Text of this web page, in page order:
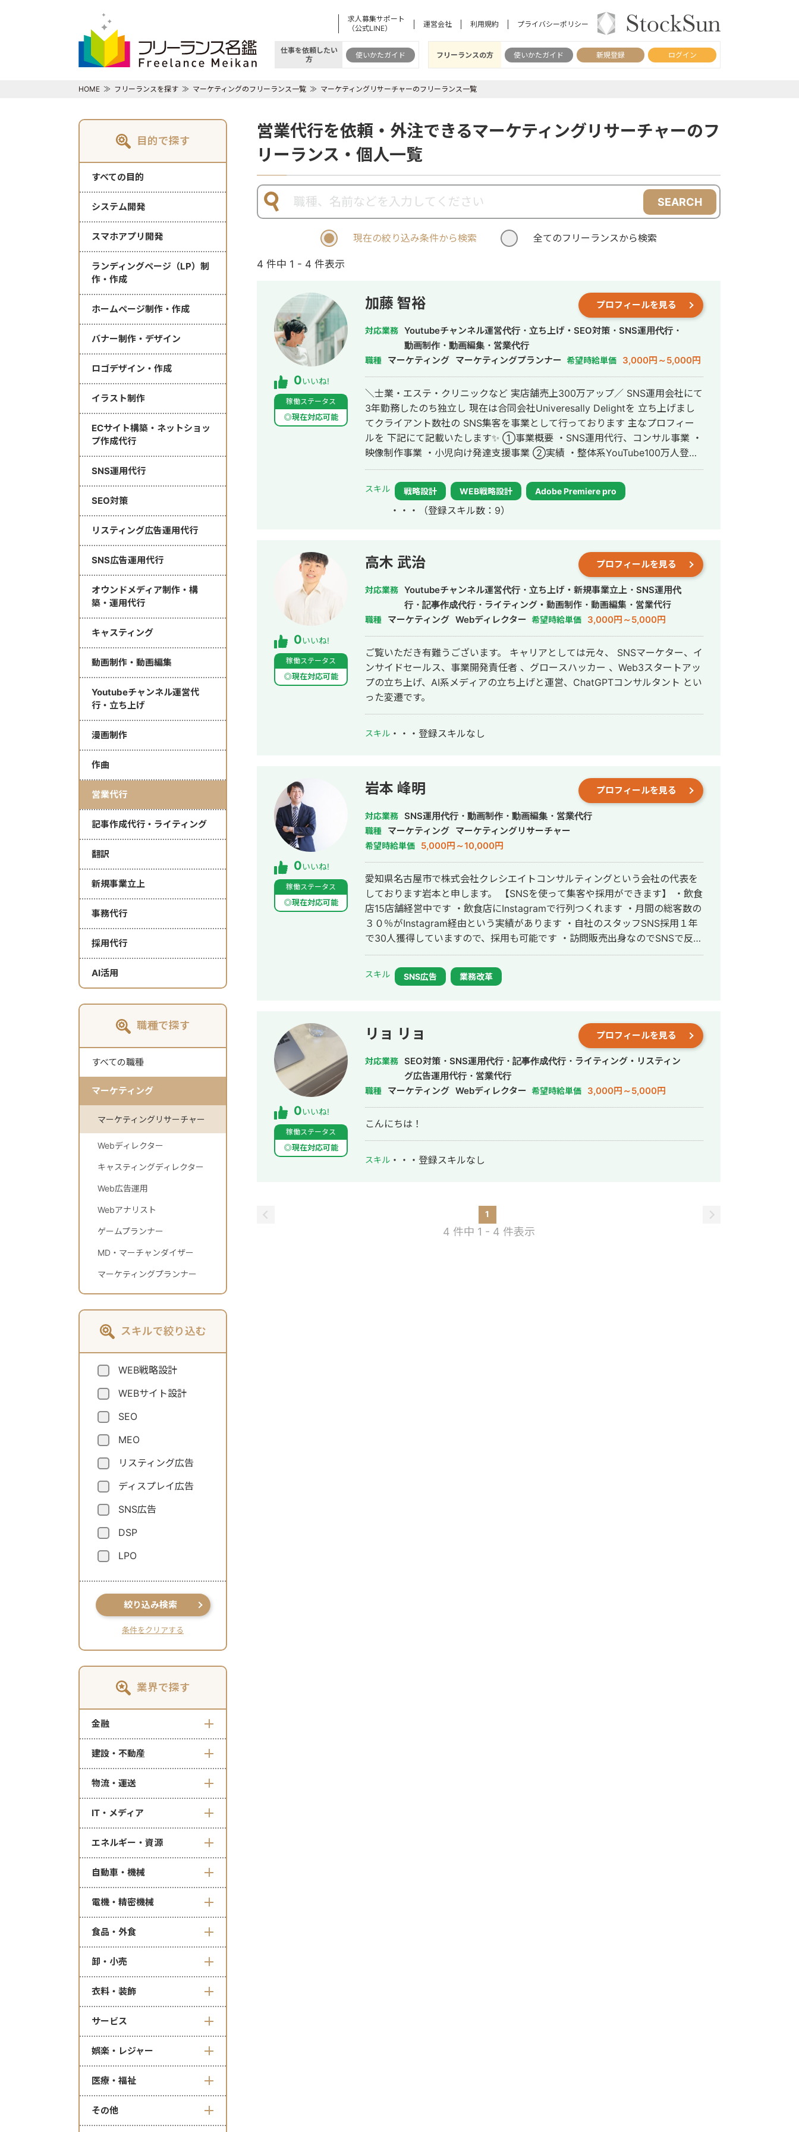
求人募集サポート
（公式LINE）
運営会社 利用規約 プライバシーポリシー
仕事を依頼したい
方
使いかたガイド フリーランスの方 使いかたガイド 新規登録 ログイン
HOME フリーランスを探す マーケティングのフリーランス一覧 マーケティングリサーチャーのフリーランス一覧
目的で探す
すべての目的
システム開発
スマホアプリ開発
ランディングページ（LP）制
作・作成
ホームページ制作・作成
バナー制作・デザイン
ロゴデザイン・作成
イラスト制作
ECサイト構築・ネットショッ
プ作成代行
SNS運用代行
SEO対策
リスティング広告運用代行
SNS広告運用代行
オウンドメディア制作・構
築・運用代行
キャスティング
動画制作・動画編集
Youtubeチャンネル運営代
行・立ち上げ
漫画制作
作曲
営業代行
記事作成代行・ライティング
翻訳
新規事業立上
事務代行
採用代行
AI活用
職種で探す
すべての職種
マーケティング
マーケティングリサーチャー
Webディレクター
キャスティングディレクター
Web広告運用
Webアナリスト
ゲームプランナー
MD・マーチャンダイザー
マーケティングプランナー
スキルで絞り込む
WEB戦略設計
WEBサイト設計
SEO
MEO
リスティング広告
ディスプレイ広告
SNS広告
DSP
LPO
絞り込み検索
条件をクリアする
業界で探す
金融
建設・不動産
物流・運送
IT・メディア
エネルギー・資源
自動車・機械
電機・精密機械
食品・外食
卸・小売
衣料・装飾
サービス
娯楽・レジャー
医療・福祉
その他
営業代行を依頼・外注できるマーケティングリサーチャーのフ
リーランス・個人一覧
SEARCH
現在の絞り込み条件から検索 全てのフリーランスから検索
4 件中 1 - 4 件表示
0いいね!
稼働ステータス
◎現在対応可能
加藤 智裕 プロフィールを見る
対応業務 Youtubeチャンネル運営代行・立ち上げ・SEO対策・SNS運用代行・
動画制作・動画編集・営業代行
職種 マーケティング マーケティングプランナー 希望時給単価 3,000円～5,000円
＼士業・エステ・クリニックなど 実店舗売上300万アップ／ SNS運用会社にて
3年勤務したのち独立し 現在は合同会社Univeresally Delightを 立ち上げまし
てクライアント数社の SNS集客を事業として行っております 主なプロフィー
ルを 下記にて記載いたします✨ ①事業概要 ・SNS運用代行、コンサル事業 ・
映像制作事業 ・小児向け発達支援事業 ②実績 ・整体系YouTube100万人登録
・美容系クリニックYouTube約3万人登録 →集客率200％UP ・発達療育
instagram売上100％UP ・YouTube動画100万再生 ・総SNSコンサル50件以上
③具体的に行っていること ・SNSを使用した集客導線設計 ・SNSアカウント
集客(採用)設計 ・動画や画像コンテンツ生成 ・コンテンツ企画立案 ・コンテ
スキル 戦略設計 WEB戦略設計 Adobe Premiere pro
・・・ （登録スキル数：9）
0いいね!
稼働ステータス
◎現在対応可能
高木 武治 プロフィールを見る
対応業務 Youtubeチャンネル運営代行・立ち上げ・新規事業立上・SNS運用代
行・記事作成代行・ライティング・動画制作・動画編集・営業代行
職種 マーケティング Webディレクター 希望時給単価 3,000円～5,000円
ご覧いただき有難うございます。 キャリアとしては元々、 SNSマーケター、イ
ンサイドセールス、事業開発責任者 、グロースハッカー 、Web3スタートアッ
プの立ち上げ、AI系メディアの立ち上げと運営、ChatGPTコンサルタント とい
った変遷です。
スキル ・・・ 登録スキルなし
0いいね!
稼働ステータス
◎現在対応可能
岩本 峰明 プロフィールを見る
対応業務 SNS運用代行・動画制作・動画編集・営業代行
職種 マーケティング マーケティングリサーチャー
希望時給単価 5,000円～10,000円
愛知県名古屋市で株式会社クレシエイトコンサルティングという会社の代表を
しております岩本と申します。 【SNSを使って集客や採用ができます】 ・飲食
店15店舗経営中です ・飲食店にInstagramで行列つくれます ・月間の総客数の
３０％がInstagram経由という実績があります ・自社のスタッフSNS採用１年
で30人獲得していますので、採用も可能です ・訪問販売出身なのでSNSで反響
を獲得してからの営業マニュアルまで作れます ご相談下さい。
スキル SNS広告 業務改革
0いいね!
稼働ステータス
◎現在対応可能
リョ リョ プロフィールを見る
対応業務 SEO対策・SNS運用代行・記事作成代行・ライティング・リスティン
グ広告運用代行・営業代行
職種 マーケティング Webディレクター 希望時給単価 3,000円～5,000円
こんにちは！
スキル ・・・ 登録スキルなし
1
4 件中 1 - 4 件表示